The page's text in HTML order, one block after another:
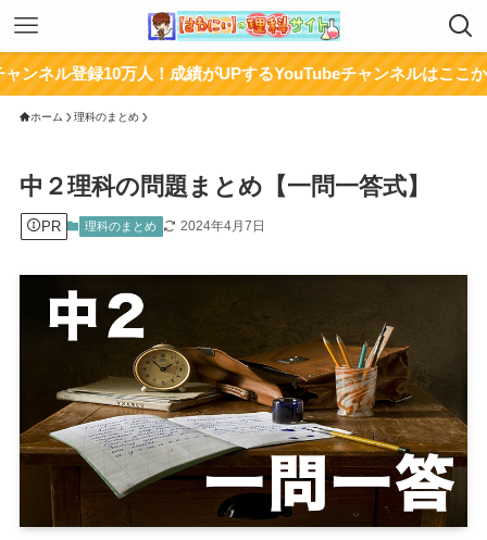
10万人！成績がUPするYouTubeチャンネルはここから！
ホーム 理科のまとめ
中２理科の問題まとめ【一問一答式】
PR 理科のまとめ 2024年4月7日